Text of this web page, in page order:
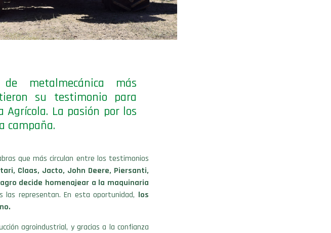
metalmecánica más
su testimonio para
La pasión por los
campaña.
que más circulan entre los testimonios
Claas, Jacto, John Deere, Piersanti,
decide homenajear a la maquinaria
las representan. En esta oportunidad, los
agroindustrial, y gracias a la confianza